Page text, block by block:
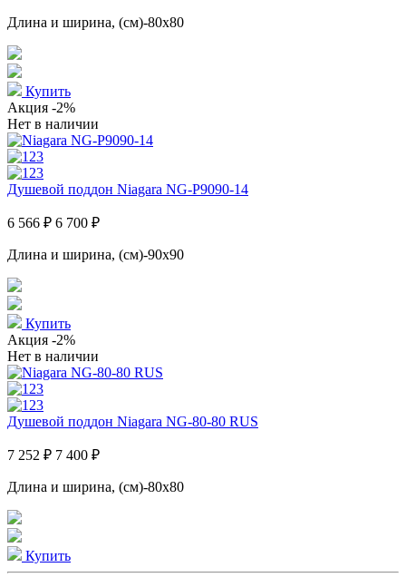
Длина и ширина, (см)-80x80
Купить
Акция -2%
Нет в наличии
Душевой поддон Niagara NG-P9090-14
6 566 ₽ 6 700 ₽
Длина и ширина, (см)-90x90
Купить
Акция -2%
Нет в наличии
Душевой поддон Niagara NG-80-80 RUS
7 252 ₽ 7 400 ₽
Длина и ширина, (см)-80x80
Купить